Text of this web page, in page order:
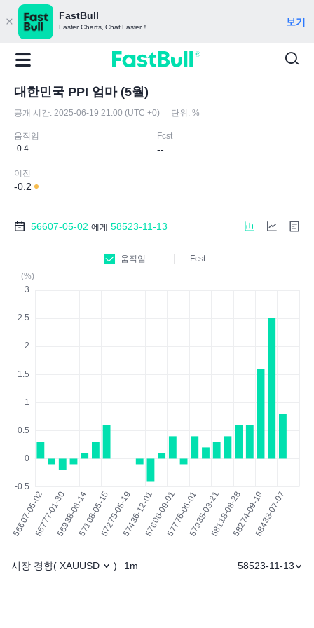
FastBull
Faster Charts, Chat Faster！ 보기
대한민국 PPI 엄마 (5월)
공개 시간: 2025-06-19 21:00 (UTC +0) 단위: %
움직임
-0.4
Fcst
--
이전
-0.2
56607-05-02 에게 58523-11-13
움직임
Fcst
(%)
시장 경향( XAUUSD ) 1m 58523-11-13